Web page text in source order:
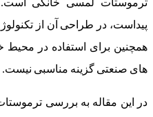
پیداست، در طراحی آن از
همچنین برای استفاده در
های صنعتی گزینه مناسبی نیست.
در این مقاله به بررسی